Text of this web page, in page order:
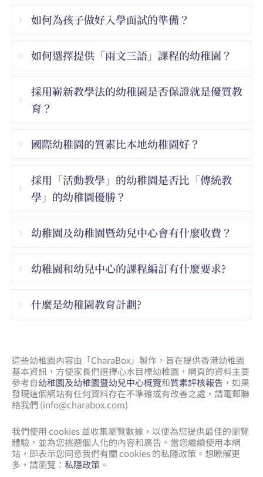
如何為孩子做好入學面試的準備？
如何選擇提供「兩文三語」課程的幼稚園？
採用嶄新教學法的幼稚園是否保證就是優質教
育？
國際幼稚園的質素比本地幼稚園好？
採用「活動教學」的幼稚園是否比「傳統教
學」的幼稚園優勝？
幼稚園及幼稚園暨幼兒中心會有什麼收費？
幼稚園和幼兒中心的課程編訂有什麼要求?
什麼是幼稚園教育計劃?
這些幼稚園內容由「CharaBox」製作，旨在提供香港幼稚園
基本資訊，方便家長們選擇心水目標幼稚園，網頁的資料主要
參考自幼稚園及幼稚園暨幼兒中心概覽和質素評核報告 ，如果
發現這個網站有任何資料存在不準確或有改善之處，請電郵聯
絡我們 (info@charabox.com)
我們使用 cookies 並收集瀏覽數據，以便為您提供最佳的瀏覽
體驗，並為您挑選個人化的內容和廣告。當您繼續使用本網
站，即表示您同意我們有關 cookies 的私隱政策。想瞭解更
多，請瀏覽： 私隱政策 。